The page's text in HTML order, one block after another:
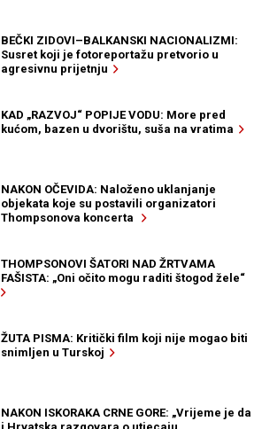
BEČKI ZIDOVI–BALKANSKI NACIONALIZMI:
Susret koji je fotoreportažu pretvorio u
agresivnu prijetnju
KAD „RAZVOJ“ POPIJE VODU: More pred
kućom, bazen u dvorištu, suša na vratima
NAKON OČEVIDA: Naloženo uklanjanje
objekata koje su postavili organizatori
Thompsonova koncerta
THOMPSONOVI ŠATORI NAD ŽRTVAMA
FAŠISTA: „Oni očito mogu raditi štogod žele“
ŽUTA PISMA: Kritički film koji nije mogao biti
snimljen u Turskoj
NAKON ISKORAKA CRNE GORE: „Vrijeme je da